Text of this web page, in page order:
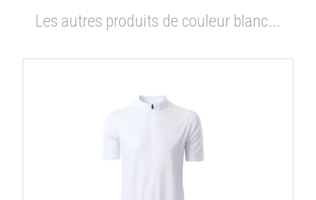
Les autres produits de couleur blanc...